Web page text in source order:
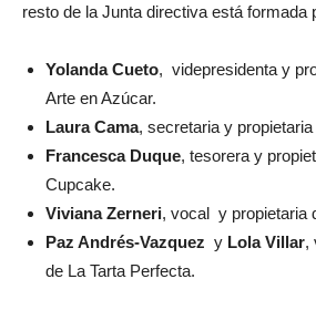
resto de la Junta directiva está formada
Yolanda Cueto, videpresidenta y
Arte en Azúcar.
Laura Cama, secretaria y
Francesca Duque, tesorera y
Cupcake.
Viviana Zerneri, vocal y propietaria
Paz Andrés-Vazquez y Lola Villar,
de La Tarta Perfecta.